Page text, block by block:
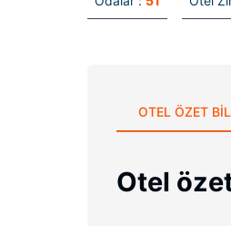
OTEL ÖZET
Otel